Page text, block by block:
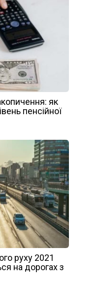
як
пенсійної
руху 2021
на дорогах з